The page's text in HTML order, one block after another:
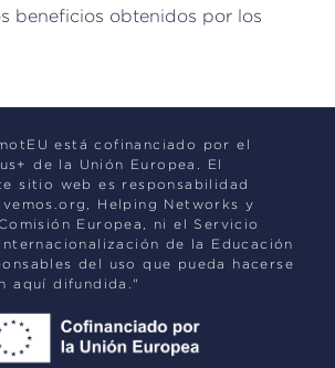
beneficios obtenidos por los
está cofinanciado por el
de la Unión Europea. El
sitio web es responsabilidad
Helping Networks y
Europea, ni el Servicio
de la Educación
del uso que pueda hacerse
aquí difundida."